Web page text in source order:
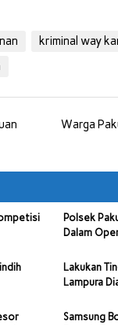
kriminal way
Warga
Polsek
Dalam
Lakukan
Lampura
Samsung